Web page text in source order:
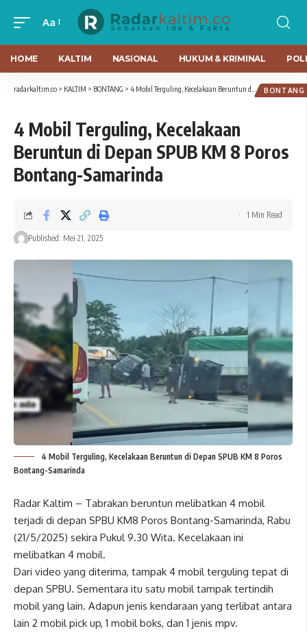
Aa
HOME KALTIM NASIONAL HUKUM & KRIMINAL
radarkaltim.co > KALTIM > BONTANG > 4 Mobil Terguling, Kecelakaan Beruntun di Depan SPUB KM 8 Poros Bontang-Samarinda BONTANG
4 Mobil Terguling, Kecelakaan
Beruntun di Depan SPUB KM 8 Poros
Bontang-Samarinda
Published: Mei 21, 2025
1 Min Read
4 Mobil Terguling, Kecelakaan Beruntun di Depan SPUB KM 8 Poros
Bontang-Samarinda
Radar Kaltim – Tabrakan beruntun melibatkan 4 mobil
terjadi di depan SPBU KM8 Poros Bontang-Samarinda, Rabu
(21/5/2025) sekira Pukul 9.30 Wita. Kecelakaan ini
melibatkan 4 mobil.
Dari video yang diterima, tampak 4 mobil terguling tepat di
depan SPBU. Sementara itu satu mobil tampak tertindih
mobil yang lain. Adapun jenis kendaraan yang terlibat antara
lain 2 mobil pick up, 1 mobil boks, dan 1 jenis mpv.